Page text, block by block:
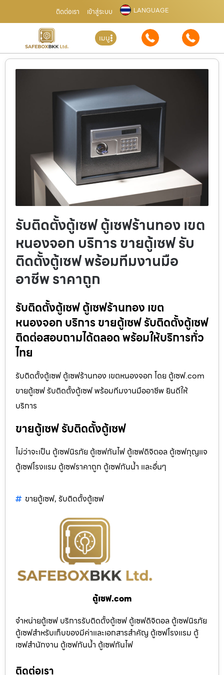
ติดต่อเรา เข้าสู่ระบบ LANGUAGE
เมนู
รับติดตั้งตู้เซฟ ตู้เซฟร้านทอง เขต
หนองจอก บริการ ขายตู้เซฟ รับ
ติดตั้งตู้เซฟ พร้อมทีมงานมือ
อาชีพ ราคาถูก
รับติดตั้งตู้เซฟ ตู้เซฟร้านทอง เขต
หนองจอก บริการ ขายตู้เซฟ รับติดตั้งตู้เซฟ
ติดต่อสอบถามได้ตลอด พร้อมให้บริการทั่ว
ไทย
รับติดตั้งตู้เซฟ ตู้เซฟร้านทอง เขตหนองจอก โดย ตู้เซฟ.com
ขายตู้เซฟ รับติดตั้งตู้เซฟ พร้อมทีมงานมืออาชีพ ยินดีให้
บริการ
ขายตู้เซฟ รับติดตั้งตู้เซฟ
ไม่ว่าจะเป็น ตู้เซฟนิรภัย ตู้เซฟกันไฟ ตู้เซฟดิจิตอล ตู้เซฟกุญแจ
ตู้เซฟโรงแรม ตู้เซฟราคาถูก ตู้เซฟกันน้ำ และอื่นๆ
ขายตู้เซฟ, รับติดตั้งตู้เซฟ
ตู้เซฟ.com
จำหน่ายตู้เซฟ บริการรับติดตั้งตู้เซฟ ตู้เซฟดิจิตอล ตู้เซฟนิรภัย
ตู้เซฟสำหรับเก็บของมีค่าและเอกสารสำคัญ ตู้เซฟโรงแรม ตู้
เซฟสำนักงาน ตู้เซฟกันน้ำ ตู้เซฟกันไฟ
ติดต่อเรา